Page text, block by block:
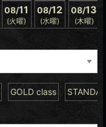
08/11
(火曜)
08/12
(水曜)
08/13
(木曜)
GOLD class